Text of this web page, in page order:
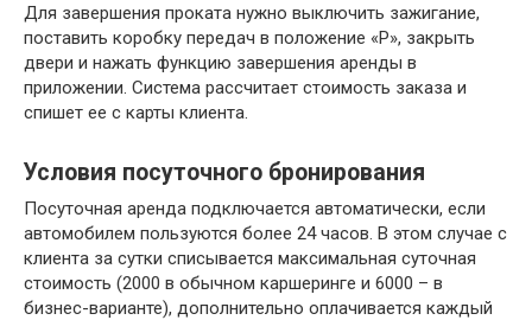
Для завершения проката нужно выключить зажигание,
поставить коробку передач в положение «Р», закрыть
двери и нажать функцию завершения аренды в
приложении. Система рассчитает стоимость заказа и
спишет ее с карты клиента.
Условия посуточного бронирования
Посуточная аренда подключается автоматически, если
автомобилем пользуются более 24 часов. В этом случае с
клиента за сутки списывается максимальная суточная
стоимость (2000 в обычном каршеринге и 6000 – в
бизнес-варианте), дополнительно оплачивается каждый